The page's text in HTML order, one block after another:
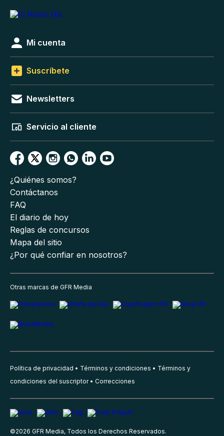
Mi cuenta
Suscríbete
Newsletters
Servicio al cliente
¿Quiénes somos?
Contáctanos
FAQ
El diario de hoy
Reglas de concursos
Mapa del sitio
¿Por qué confiar en nosotros?
Otras marcas de GFR Media
Política de privacidad Términos y condiciones
Términos y
condiciones del suscriptor
Correcciones
©2026 GFR Media, Todos los Derechos Reservados.